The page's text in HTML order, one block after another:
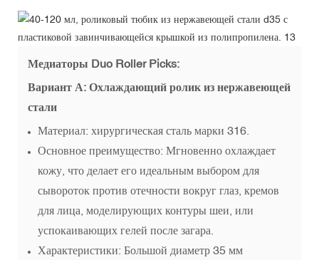
Медиаторы Duo Roller Picks:
Вариант А: Охлаждающий ролик из нержавеющей
стали
Материал: хирургическая сталь марки 316.
Основное преимущество: Мгновенно охлаждает
кожу, что делает его идеальным выбором для
сывороток против отечности вокруг глаз, кремов
для лица, моделирующих контуры шеи, или
успокаивающих гелей после загара.
Характеристики: Большой диаметр 35 мм